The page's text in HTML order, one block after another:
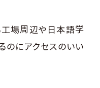
場周辺や日本語学
のにアクセスのいい